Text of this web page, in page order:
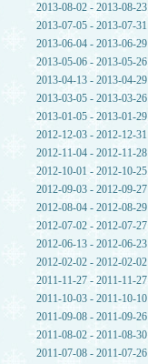
2013-08-02 - 2013-08-23
2013-07-05 - 2013-07-31
2013-06-04 - 2013-06-29
2013-05-06 - 2013-05-26
2013-04-13 - 2013-04-29
2013-03-05 - 2013-03-26
2013-01-05 - 2013-01-29
2012-12-03 - 2012-12-31
2012-11-04 - 2012-11-28
2012-10-01 - 2012-10-25
2012-09-03 - 2012-09-27
2012-08-04 - 2012-08-29
2012-07-02 - 2012-07-27
2012-06-13 - 2012-06-23
2012-02-02 - 2012-02-02
2011-11-27 - 2011-11-27
2011-10-03 - 2011-10-10
2011-09-08 - 2011-09-26
2011-08-02 - 2011-08-30
2011-07-08 - 2011-07-26